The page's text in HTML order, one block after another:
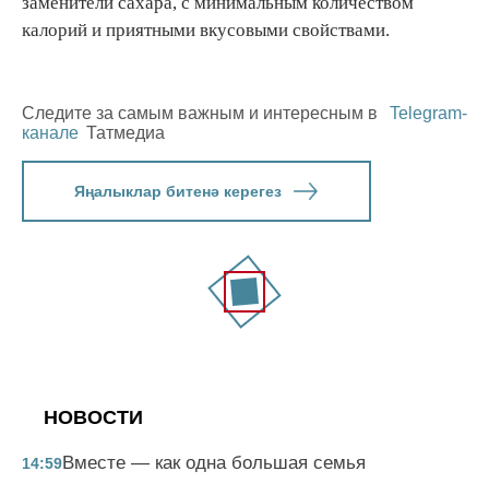
калорий и приятными вкусовыми свойствами.
Следите за самым важным и интересным в
Telegram-
канале Татмедиа
Яңалыклар битенә керегез
НОВОСТИ
14:59Вместе — как одна большая семья